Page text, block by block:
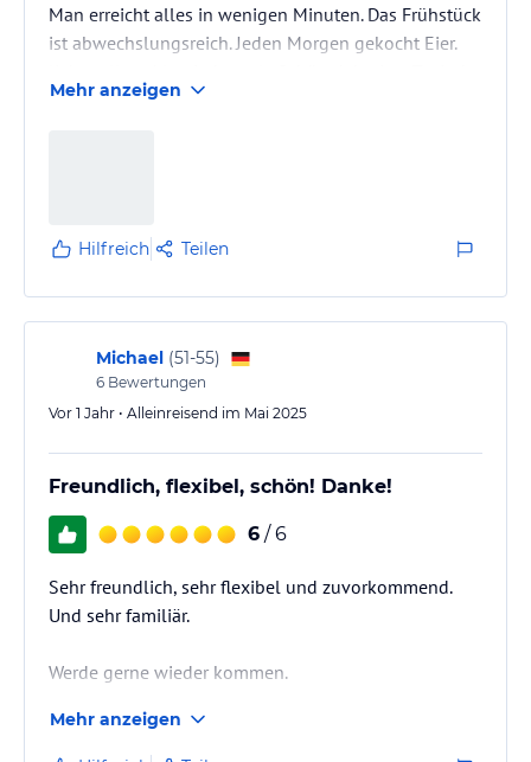
Man erreicht alles in wenigen Minuten. Das Frühstück
ist abwechslungsreich. Jeden Morgen gekocht Eier.
bayrisch. Wir würden gerne wieder hier Urlaub
Mehr anzeigen
Hilfreich Teilen
Michael (51-55)
6 Bewertungen
Vor 1 Jahr • Alleinreisend im Mai 2025
Freundlich, flexibel, schön! Danke!
6 / 6
Sehr freundlich, sehr flexibel und zuvorkommend.
Und sehr familiär.
Werde gerne wieder kommen.
Danke für alles!
Mehr anzeigen